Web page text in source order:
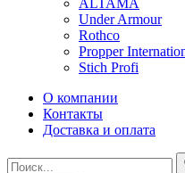
ALTAMA
Under Armour
Rothco
Propper
Stich Profi
О компании
Контакты
Доставка и оплата